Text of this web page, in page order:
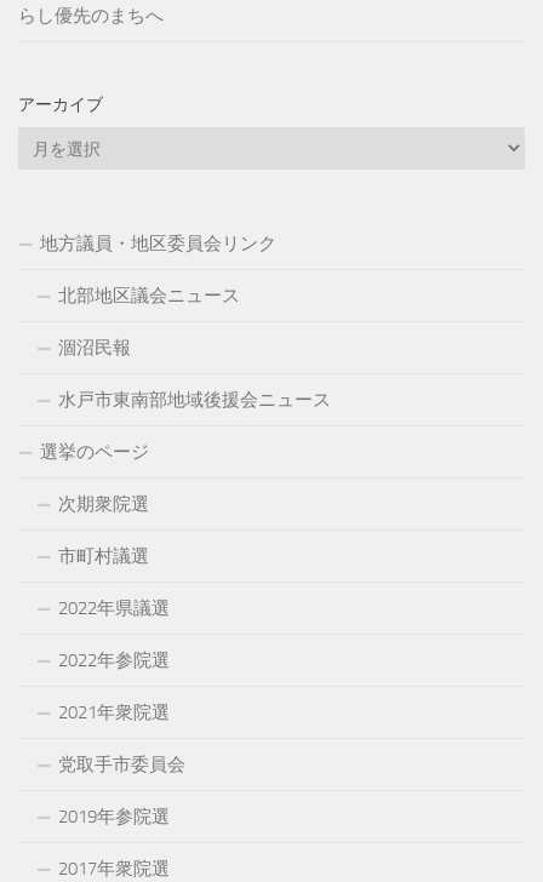
らし優先のまちへ
アーカイブ
地方議員・地区委員会リンク
北部地区議会ニュース
涸沼民報
水戸市東南部地域後援会ニュース
選挙のページ
次期衆院選
市町村議選
2022年県議選
2022年参院選
2021年衆院選
党取手市委員会
2019年参院選
2017年衆院選